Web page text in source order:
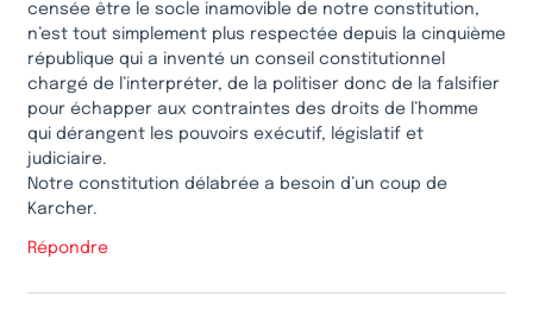
censée être le socle inamovible de notre constitution,
n’est tout simplement plus respectée depuis la cinquième
république qui a inventé un conseil constitutionnel
chargé de l’interpréter, de la politiser donc de la falsifier
pour échapper aux contraintes des droits de l’homme
qui dérangent les pouvoirs exécutif, législatif et
judiciaire.
Notre constitution délabrée a besoin d’un coup de
Karcher.
Répondre